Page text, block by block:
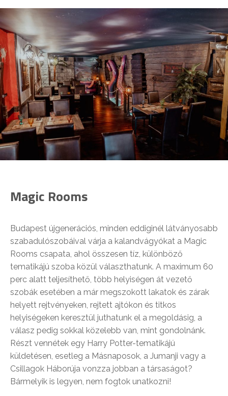
Magic Rooms
Budapest újgenerációs, minden eddiginél látványosabb
szabadulószobáival várja a kalandvágyókat a Magic
Rooms csapata, ahol összesen tíz, különböző
tematikájú szoba közül választhatunk. A maximum 60
perc alatt teljesíthető, több helyiségen át vezető
szobák esetében a már megszokott lakatok és zárak
helyett rejtvényeken, rejtett ajtókon és titkos
helyiségeken keresztül juthatunk el a megoldásig, a
válasz pedig sokkal közelebb van, mint gondolnánk.
Részt vennétek egy Harry Potter-tematikájú
küldetésen, esetleg a Másnaposok, a Jumanji vagy a
Csillagok Háborúja vonzza jobban a társaságot?
Bármelyik is legyen, nem fogtok unatkozni!